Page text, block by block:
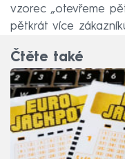
vzorec „otevřeme
pětkrát více
Čtěte také